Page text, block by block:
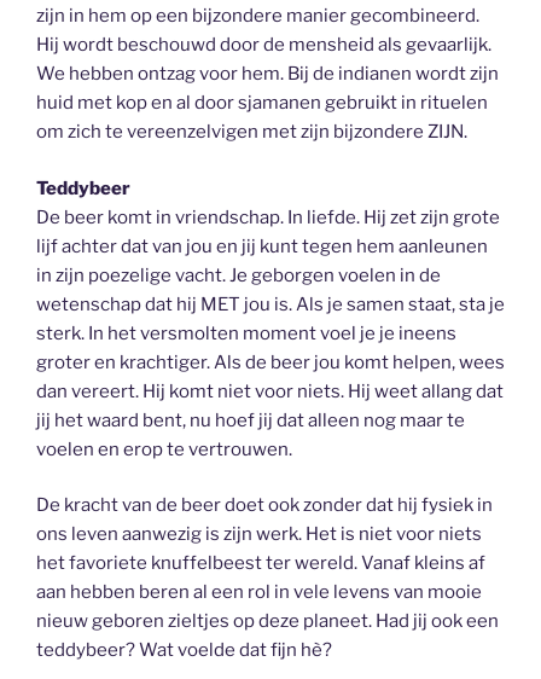
zijn in hem op een bijzondere manier gecombineerd.
Hij wordt beschouwd door de mensheid als gevaarlijk.
We hebben ontzag voor hem. Bij de indianen wordt zijn
huid met kop en al door sjamanen gebruikt in rituelen
om zich te vereenzelvigen met zijn bijzondere ZIJN.
Teddybeer
De beer komt in vriendschap. In liefde. Hij zet zijn grote
lijf achter dat van jou en jij kunt tegen hem aanleunen
in zijn poezelige vacht. Je geborgen voelen in de
wetenschap dat hij MET jou is. Als je samen staat, sta je
sterk. In het versmolten moment voel je je ineens
groter en krachtiger. Als de beer jou komt helpen, wees
dan vereert. Hij komt niet voor niets. Hij weet allang dat
jij het waard bent, nu hoef jij dat alleen nog maar te
voelen en erop te vertrouwen.
De kracht van de beer doet ook zonder dat hij fysiek in
ons leven aanwezig is zijn werk. Het is niet voor niets
het favoriete knuffelbeest ter wereld. Vanaf kleins af
aan hebben beren al een rol in vele levens van mooie
nieuw geboren zieltjes op deze planeet. Had jij ook een
teddybeer? Wat voelde dat fijn hè?